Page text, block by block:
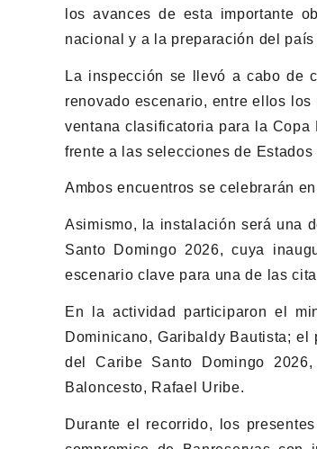
los avances de esta importante
nacional y a la preparación del
La inspección se llevó a cabo de
renovado escenario, entre ellos
ventana clasificatoria para la
frente a las selecciones de
Ambos encuentros se celebrarán
Asimismo, la instalación será una
Santo Domingo 2026, cuya
escenario clave para una de las
En la actividad participaron el
Dominicano, Garibaldy Bautista;
del Caribe Santo Domingo
Baloncesto, Rafael Uribe.
Durante el recorrido, los